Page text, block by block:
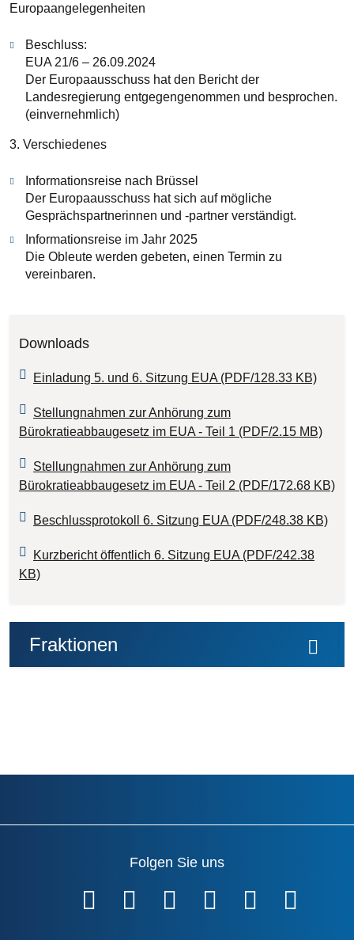
Europaangelegenheiten
Beschluss:
EUA 21/6 – 26.09.2024
Der Europaausschuss hat den Bericht der
Landesregierung entgegengenommen und besprochen.
(einvernehmlich)
3. Verschiedenes
Informationsreise nach Brüssel
Der Europaausschuss hat sich auf mögliche
Gesprächspartnerinnen und -partner verständigt.
Informationsreise im Jahr 2025
Die Obleute werden gebeten, einen Termin zu
vereinbaren.
Downloads
Einladung 5. und 6. Sitzung EUA (PDF/128.33 KB)
Stellungnahmen zur Anhörung zum
Bürokratieabbaugesetz im EUA - Teil 1 (PDF/2.15 MB)
Stellungnahmen zur Anhörung zum
Bürokratieabbaugesetz im EUA - Teil 2 (PDF/172.68 KB)
Beschlussprotokoll 6. Sitzung EUA (PDF/248.38 KB)
Kurzbericht öffentlich 6. Sitzung EUA (PDF/242.38
KB)
Fraktionen
Folgen Sie uns